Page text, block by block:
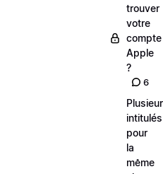
trouver
votre
compte
Apple
?
6
intitulés
pour
la
même